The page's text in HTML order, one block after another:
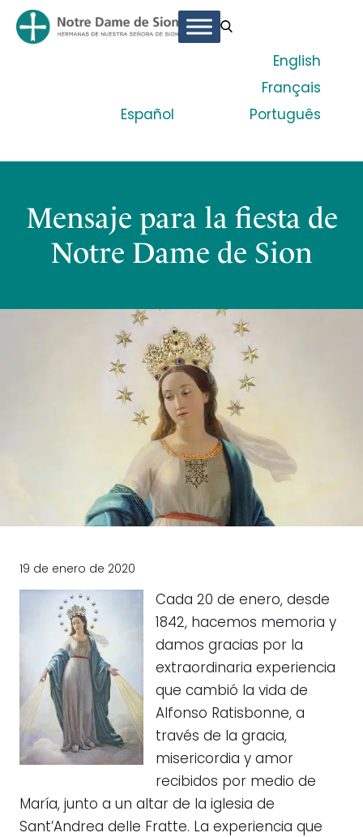
Español
English
Français
Português
Mensaje para la fiesta de
Notre Dame de Sion
19 de enero de 2020
Cada 20 de enero, desde
1842, hacemos memoria y
damos gracias por la
extraordinaria experiencia
que cambió la vida de
Alfonso Ratisbonne, a
través de la gracia,
misericordia y amor
recibidos por medio de
María, junto a un altar de la iglesia de
Sant’Andrea delle Fratte. La experiencia que